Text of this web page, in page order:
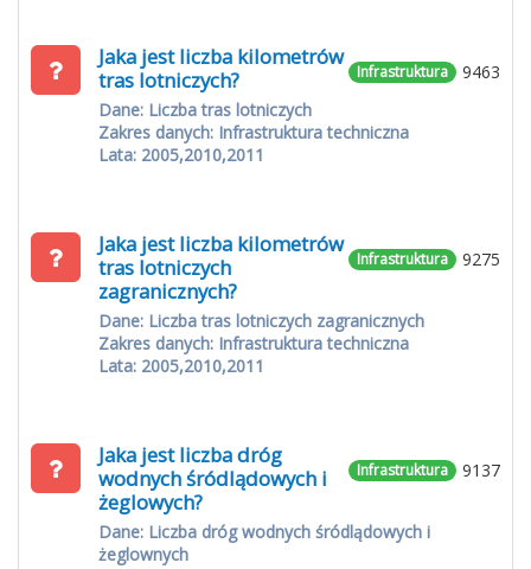
9463
Infrastruktura
Jaka jest liczba kilometrów
tras lotniczych?
Dane: Liczba tras lotniczych
Zakres danych: Infrastruktura techniczna
Lata: 2005,2010,2011
9275
Infrastruktura
Jaka jest liczba kilometrów
tras lotniczych
zagranicznych?
Dane: Liczba tras lotniczych zagranicznych
Zakres danych: Infrastruktura techniczna
Lata: 2005,2010,2011
9137
Infrastruktura
Jaka jest liczba dróg
wodnych śródlądowych i
żeglowych?
Dane: Liczba dróg wodnych śródlądowych i
żeglownych